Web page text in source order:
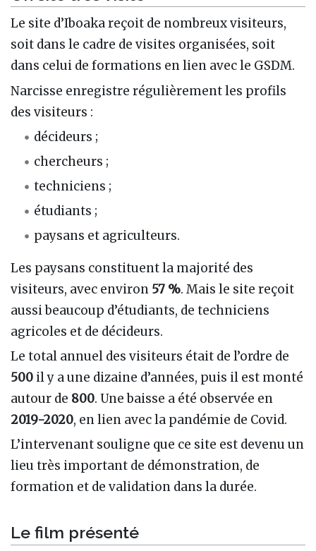
Le site d’Iboaka reçoit de nombreux visiteurs,
soit dans le cadre de visites organisées, soit
dans celui de formations en lien avec le GSDM.
Narcisse enregistre régulièrement les profils
des visiteurs :
décideurs ;
chercheurs ;
techniciens ;
étudiants ;
paysans et agriculteurs.
Les paysans constituent la majorité des
visiteurs, avec environ 57 %. Mais le site reçoit
aussi beaucoup d’étudiants, de techniciens
agricoles et de décideurs.
Le total annuel des visiteurs était de l’ordre de
500 il y a une dizaine d’années, puis il est monté
autour de 800. Une baisse a été observée en
2019-2020, en lien avec la pandémie de Covid.
L’intervenant souligne que ce site est devenu un
lieu très important de démonstration, de
formation et de validation dans la durée.
Le film présenté